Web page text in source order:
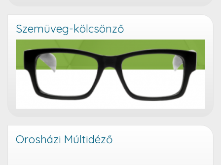
Szemüveg-kölcsönző
Orosházi Múltidéző